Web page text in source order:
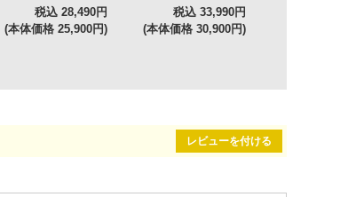
税込 28,490円
(本体価格 25,900円)
税込 33,990円
(本体価格 30,900円)
レビューを付ける